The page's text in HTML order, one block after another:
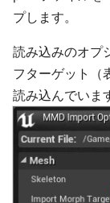
プします。
読み込みのオプ
フターゲット（
読み込んでいま